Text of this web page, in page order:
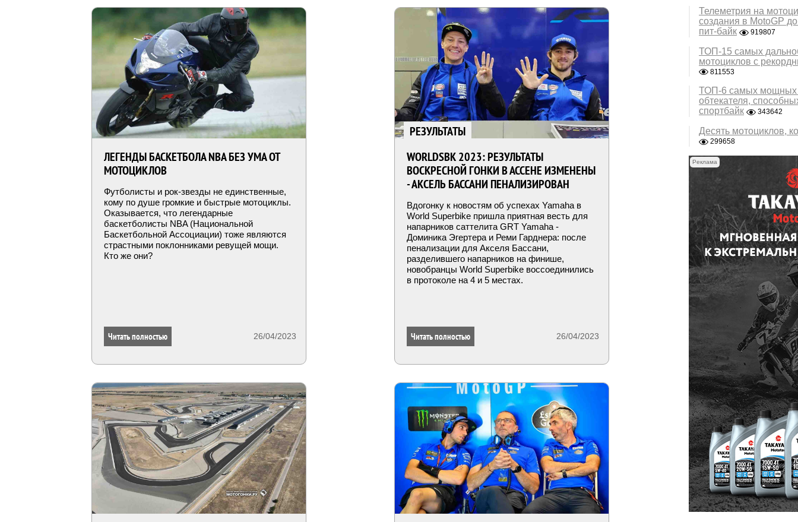
Телеметрия на
создания в MotoGP
пит-байк
919807
ТОП-15 самых
мотоциклов с
811553
ТОП-6 самых мощных
обтекателя,
спортбайк
343642
Десять мотоциклов,
299658
Реклама
ЛЕГЕНДЫ БАСКЕТБОЛА NBA БЕЗ УМА ОТ
МОТОЦИКЛОВ
Футболисты и рок-звезды не единственные,
кому по душе громкие и быстрые мотоциклы.
Оказывается, что легендарные
баскетболисты NBA (Национальной
Баскетбольной Ассоциации) тоже являются
страстными поклонниками ревущей мощи.
Кто же они?
26/04/2023
Читать полностью
РЕЗУЛЬТАТЫ
WORLDSBK 2023: РЕЗУЛЬТАТЫ
ВОСКРЕСНОЙ ГОНКИ В АССЕНЕ ИЗМЕНЕНЫ
- АКСЕЛЬ БАССАНИ ПЕНАЛИЗИРОВАН
Вдогонку к новостям об успехах Yamaha в
World Superbike пришла приятная весть для
напарников саттелита GRT Yamaha -
Доминика Эгертера и Реми Гарднера: после
пенализации для Акселя Бассани,
разделившего напарников на финише,
новобранцы World Superbike воссоединились
в протоколе на 4 и 5 местах.
26/04/2023
Читать полностью